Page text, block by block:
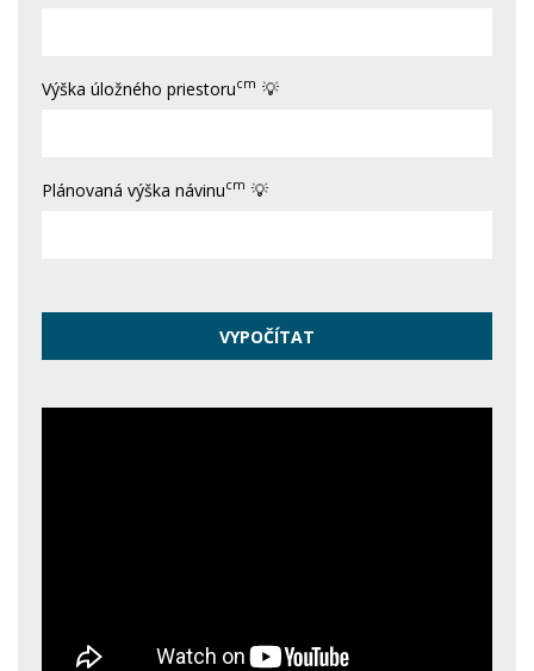
Výška úložného priestorucm 💡
Plánovaná výška návinucm 💡